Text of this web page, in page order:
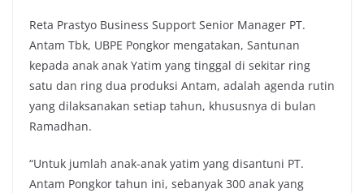
Reta Prastyo Business Support Senior Manager PT.
Antam Tbk, UBPE Pongkor mengatakan, Santunan
kepada anak anak Yatim yang tinggal di sekitar ring
satu dan ring dua produksi Antam, adalah agenda rutin
yang dilaksanakan setiap tahun, khususnya di bulan
Ramadhan.
“Untuk jumlah anak-anak yatim yang disantuni PT.
Antam Pongkor tahun ini, sebanyak 300 anak yang